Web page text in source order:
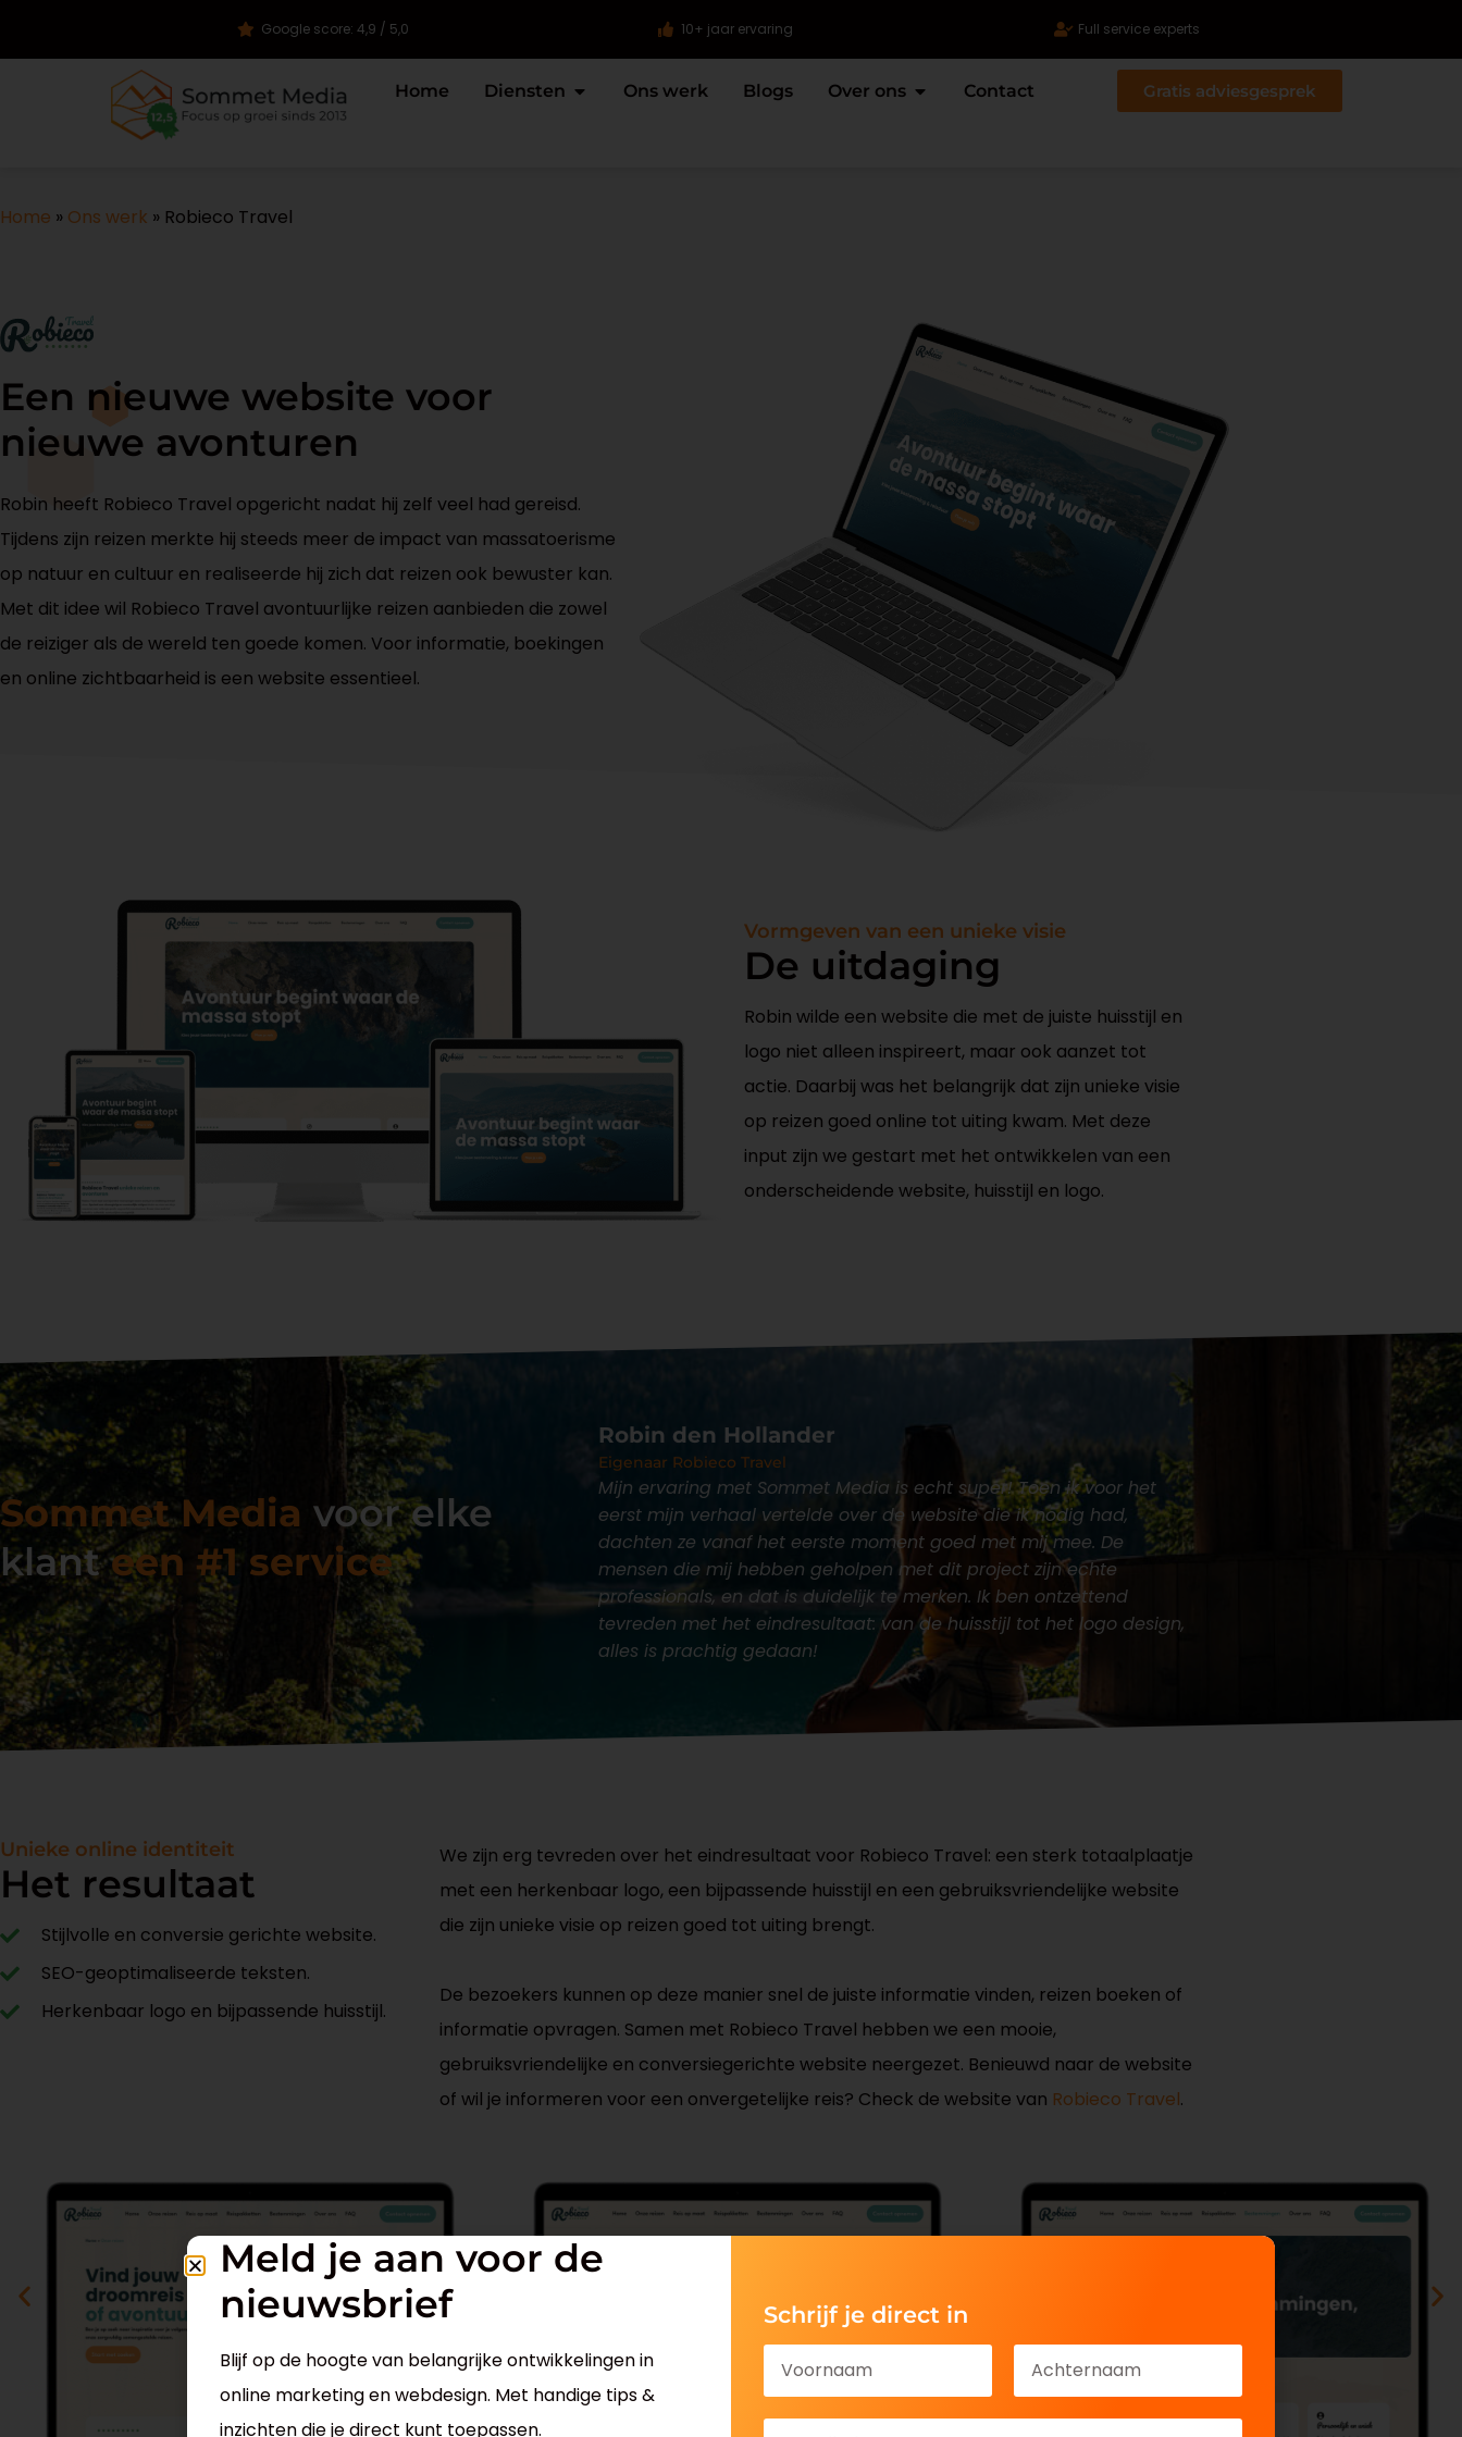
Google score: 4,9 / 5,0 10+ jaar ervaring Full service experts
Home Diensten Ons werk Blogs Over ons Contact Gratis adviesgesprek
Home » Ons werk » Robieco Travel
Een nieuwe website voor
nieuwe avonturen
Robin heeft Robieco Travel opgericht nadat hij zelf veel had gereisd.
Tijdens zijn reizen merkte hij steeds meer de impact van massatoerisme
op natuur en cultuur en realiseerde hij zich dat reizen ook bewuster kan.
Met dit idee wil Robieco Travel avontuurlijke reizen aanbieden die zowel
de reiziger als de wereld ten goede komen. Voor informatie, boekingen
en online zichtbaarheid is een website essentieel.
Vormgeven van een unieke visie
De uitdaging
Robin wilde een website die met de juiste huisstijl en
logo niet alleen inspireert, maar ook aanzet tot
actie. Daarbij was het belangrijk dat zijn unieke visie
op reizen goed online tot uiting kwam. Met deze
input zijn we gestart met het ontwikkelen van een
onderscheidende website, huisstijl en logo.
Sommet Media voor elke
klanteen #1 service
Robin den Hollander
Eigenaar Robieco Travel
Mijn ervaring met Sommet Media is echt super! Toen ik voor het
eerst mijn verhaal vertelde over de website die ik nodig had,
dachten ze vanaf het eerste moment goed met mij mee. De
mensen die mij hebben geholpen met dit project zijn echte
professionals, en dat is duidelijk te merken. Ik ben ontzettend
tevreden met het eindresultaat: van de huisstijl tot het logo design,
alles is prachtig gedaan!
Unieke online identiteit
Het resultaat
Stijlvolle en conversie gerichte website.
SEO-geoptimaliseerde teksten.
Herkenbaar logo en bijpassende huisstijl.
We zijn erg tevreden over het eindresultaat voor Robieco Travel: een sterk totaalplaatje
met een herkenbaar logo, een bijpassende huisstijl en een gebruiksvriendelijke website
die zijn unieke visie op reizen goed tot uiting brengt.
De bezoekers kunnen op deze manier snel de juiste informatie vinden, reizen boeken of
informatie opvragen. Samen met Robieco Travel hebben we een mooie,
gebruiksvriendelijke en conversiegerichte website neergezet. Benieuwd naar de website
of wil je informeren voor een onvergetelijke reis? Check de website van Robieco Travel.
Meld je aan voor de
nieuwsbrief
Blijf op de hoogte van belangrijke ontwikkelingen in
online marketing en webdesign. Met handige tips &
inzichten die je direct kunt toepassen.
Schrijf je direct in